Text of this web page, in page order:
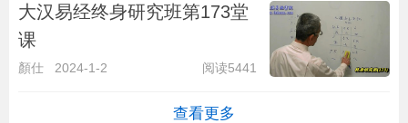
大汉易经终身研究班第173堂
课
顏仕 2024-1-2 阅读5441
查看更多